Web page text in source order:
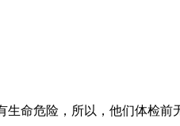
命危险，所以，他们体检前